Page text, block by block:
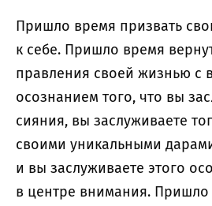
Пришло время призвать
к себе. Пришло время
правления своей жизнью с
осознанием того, что вы
сияния, вы заслуживаете
своими уникальными
и вы заслуживаете этого
в центре внимания. Пришло